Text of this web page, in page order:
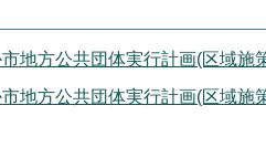
地方公共団体実行計画(区域施
地方公共団体実行計画(区域施